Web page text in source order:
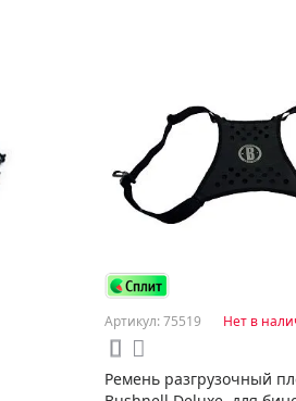
Артикул: 75519 Нет в
Ремень разгрузочный